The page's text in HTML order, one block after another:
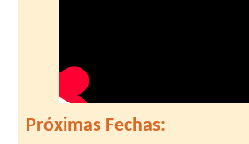
Próximas Fechas: